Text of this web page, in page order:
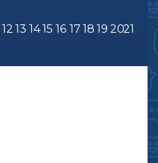
12 13 1415 16 17 18 19 2021